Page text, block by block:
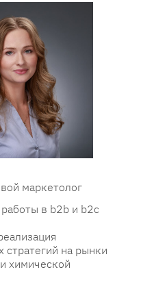
маркетолог
в b2b и b2c
стратегий на рынки
химической